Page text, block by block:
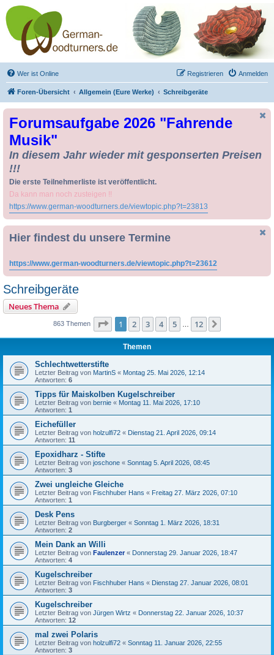
Drechseln und
Kunsthandwerk -
German-Woodturners
*Forum Sauerland*
Der Treffpunkt für Drechsler und Freunde des Kunsthandwerks
Wer ist Online Anmelden
Registrieren
Foren-Übersicht Allgemein (Eure Werke) Schreibgeräte
Forumsaufgabe 2026 "Fahrende
Musik"
In diesem Jahr wieder mit gesponserten Preisen
!!!
Die erste Teilnehmerliste ist veröffentlicht.
Da kann man noch zusteigen !!
https://www.german-woodturners.de/viewtopic.php?t=23813
Hier findest du unsere Termine
https://www.german-woodturners.de/viewtopic.php?t=23612
Schreibgeräte
Neues Thema
863 Themen Seite 1von 12
1 2 3 4 5 12
Themen
Schlechtwetterstifte
Letzter Beitrag von MartinS « Montag 25. Mai 2026, 12:14
Antworten: 6
Tipps für Maiskolben Kugelschreiber
Letzter Beitrag von bernie « Montag 11. Mai 2026, 17:10
Antworten: 1
Eichefüller
Letzter Beitrag von holzulfi72 « Dienstag 21. April 2026, 09:14
Antworten: 11
Epoxidharz - Stifte
Letzter Beitrag von joschone « Sonntag 5. April 2026, 08:45
Antworten: 3
Zwei ungleiche Gleiche
Letzter Beitrag von Fischhuber Hans « Freitag 27. März 2026, 07:10
Antworten: 1
Desk Pens
Letzter Beitrag von Burgberger « Sonntag 1. März 2026, 18:31
Antworten: 2
Mein Dank an Willi
Letzter Beitrag von Faulenzer« Donnerstag 29. Januar 2026, 18:47
Antworten: 4
Kugelschreiber
Letzter Beitrag von Fischhuber Hans « Dienstag 27. Januar 2026, 08:01
Antworten: 3
Kugelschreiber
Letzter Beitrag von Jürgen Wirtz « Donnerstag 22. Januar 2026, 10:37
Antworten: 12
mal zwei Polaris
Letzter Beitrag von holzulfi72 « Sonntag 11. Januar 2026, 22:55
Antworten: 3